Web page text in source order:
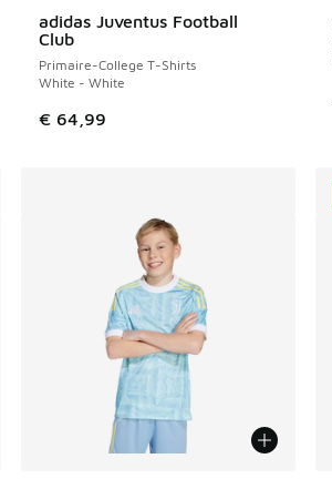
en baisse de € 74,99 à € 50,00
adidas Juventus Football
Club
Primaire-College T-Shirts
White - White
€ 64,99